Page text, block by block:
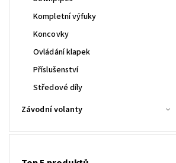
Kompletní výfuky
Koncovky
Ovládání klapek
Příslušenství
Středové díly
Závodní volanty